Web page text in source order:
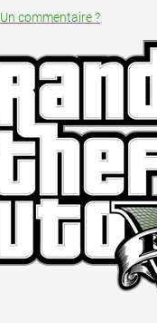
Un commentaire ?